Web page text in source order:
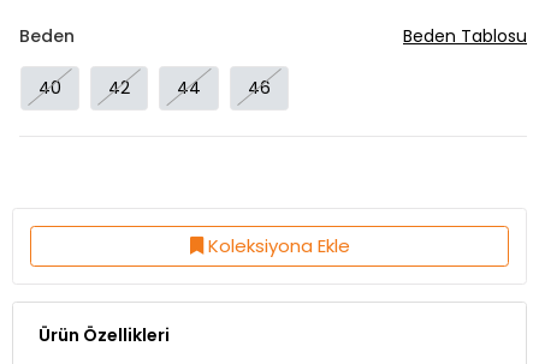
40
Koleksiyona Ekle
Ürün Özellikleri